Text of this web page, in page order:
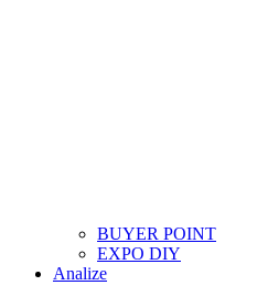
BUYER POINT
EXPO DIY
Analize